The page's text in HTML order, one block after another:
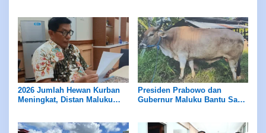
2026 Jumlah Hewan Kurban
Meningkat, Distan Maluku
Masyarakat
Presiden Prabowo dan
Gubernur Maluku Bantu Sapi